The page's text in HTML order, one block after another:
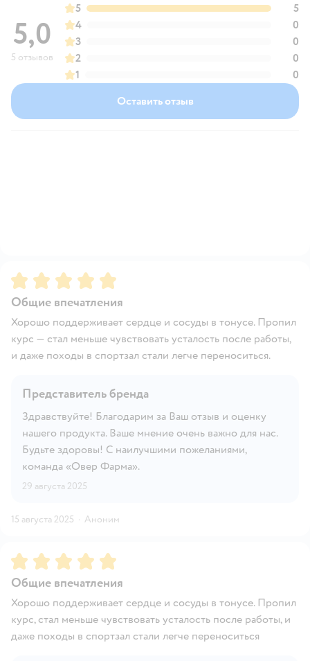
5,0
5 отзывов
5
5
4
0
3
0
2
0
1
0
Оставить отзыв
Рейтинг:5
Общие впечатления
Хорошо поддерживает сердце и сосуды в тонусе. Пропил
курс — стал меньше чувствовать усталость после работы,
и даже походы в спортзал стали легче переноситься.
Представитель бренда
Здравствуйте! Благодарим за Ваш отзыв и оценку
нашего продукта. Ваше мнение очень важно для нас.
Будьте здоровы! С наилучшими пожеланиями,
команда «Овер Фарма».
29 августа 2025
15 августа 2025 · Аноним
Рейтинг:5
Общие впечатления
Хорошо поддерживает сердце и сосуды в тонусе. Пропил
курс, стал меньше чувствовать усталость после работы, и
даже походы в спортзал стали легче переноситься